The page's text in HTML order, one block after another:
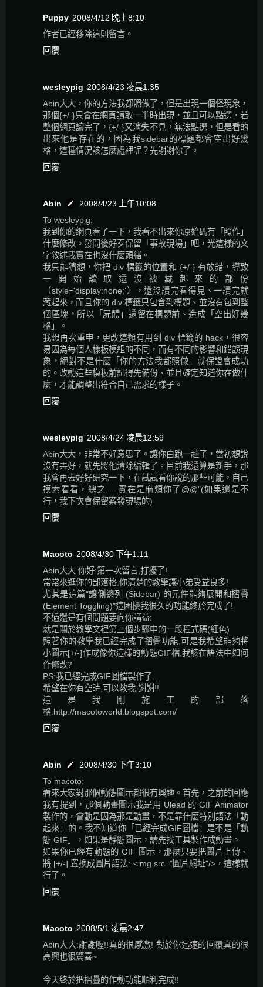
Puppy 2008/4/12 晚上8:10
作者已經移除這則留言。
回覆
wesleypig 2008/4/23 凌晨1:35
Abin大大，你的方法我都照做了，但是出現一個怪現象，
那個{+/-}只會在網頁讀取一半時出現，並且可以點選，若
整個網頁讀完了，{+/-}又消失不見，無法點選，但是看的
出來他是存在的，因為我sidebar的標題都會空出好幾
格，這種情況該怎麼處裡呢？先謝謝你了。
回覆
Abin
2008/4/23 上午10:08
To wesleypig:
我到你的網頁看了一下，我看不出來你原始碼有「照作」
什麼修改。發問後好歹保留「事故現場」吧，光這樣的文
字敘述我實在也沒什麼頭緒。
我只能猜想，你把 div 標籤的位置和 {+/-} 有放錯，導致
一開始讀取還沒被藏起來的部份
（style='display:none;'），還沒讀完看得見、一讀完就
藏起來，而且你的 div 標籤只包含到標題、並沒有包到整
個區塊，所以「屍體」還留在標題前、造成「空出好幾
格」。
我想再次重申，更改這類有用到 div 標籤的 hack，很容
易因為每個人樣板模組的不同，而有不同的影響和錯誤現
象，絕對不是什麼「你的方法我都照做」就保證會成功
的。改動這些模板前記得先備份、並且確定知道你在做什
麼，才能調整出符合自己需求的樣子。
回覆
wesleypig 2008/4/24 凌晨12:59
Abin大大，非常不好意思了。讓你白跑一趟了，當初想說
沒有弄好，就先將他清除編輯了。目前我還算是新手，那
我會再去好好研究一下，在試試看你說的那些可能，自己
摸索看看，總之.....實在是麻煩你了@@"(如果還是不
行，我下次會保留案發現場的)
回覆
Macoto 2008/4/30 下午1:11
Abin大大 你好:第一次留言,打擾了!
常常來逛你的部落格,你清楚的教學讓小弟受益良多!
尤其是這篇"讓側邊列 (Sidebar) 的元件能夠展開和摺疊
(Element Toggling)"這困擾我很久的功能終於完成了!
不過還是有個問題要向你請益:
就是關於教學文裡第三個步驟中的一段程式碼(紅色)
照著你的教學我已經完成了摺疊功能,可是我希望能夠將
小圖示[+/-]作成像你這樣的動態GIF檔,我該在語法中如何
作修改?
PS:我已經完成GIF圖檔製作了...
希望在你有空時,可以教我,謝謝!!
這是我剛施工的部落
格:http://macotoworld.blogspot.com/
回覆
Abin
2008/4/30 下午3:10
To macoto:
看來大家對那個動態圖示都很有興趣。首先，之前的回應
我有提到，那個動畫圖示我是用 Ulead 的 GIF Animator
製作的，會動是因為那是動畫，不是靠什麼特別語法「動
起來」的。我不知道你「已經完成GIF圖檔」是不是「動
態 GIF」，如果是靜態圖示，請先找工具製作成動畫。
如果你已經有動態的 GIF 圖示，那麼只要把圖片上傳、
將 [+/-] 置換成圖片語法: <img src="圖片網址"/>，這樣就
行了。
回覆
Macoto 2008/5/1 凌晨2:47
Abin大大:謝謝喔!!真的很感激! 對於你迅速的回覆真的很
高興也很驚喜~
今天終於把摺疊的作動功能順利完成!!